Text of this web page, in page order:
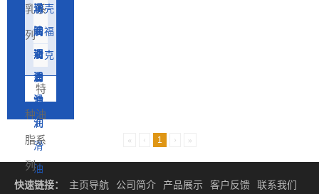
乳系
列
滑
油
润
滑
油
孚
润
滑
油
壳
牌
润
滑
油
福
斯
润
滑
油
克
鲁
勃
润
滑
油
特
种油
脂系
列
« ‹ 1 › »
快速链接： 主页导航 公司简介 产品展示 客户反馈 联系我们